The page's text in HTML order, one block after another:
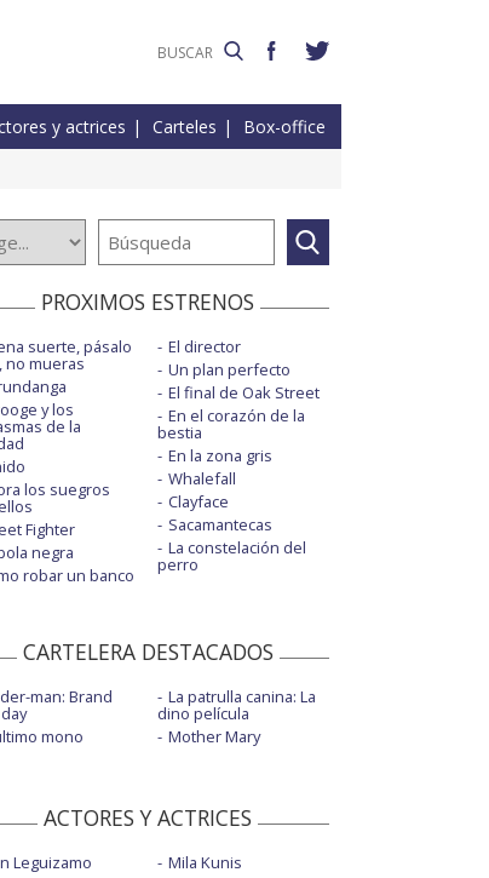
y actrices Carteles Box-office
PROXIMOS ESTRENOS
suerte, pásalo
no mueras
y los
de la
los suegros
Fighter
negra
robar un banco
El director
Un plan perfecto
El final de Oak Street
En el corazón de la
bestia
En la zona gris
Whalefall
Clayface
Sacamantecas
La constelación del
perro
CARTELERA DESTACADOS
man: Brand
mono
La patrulla canina: La
dino película
Mother Mary
ACTORES Y ACTRICES
Leguizamo
Mila Kunis